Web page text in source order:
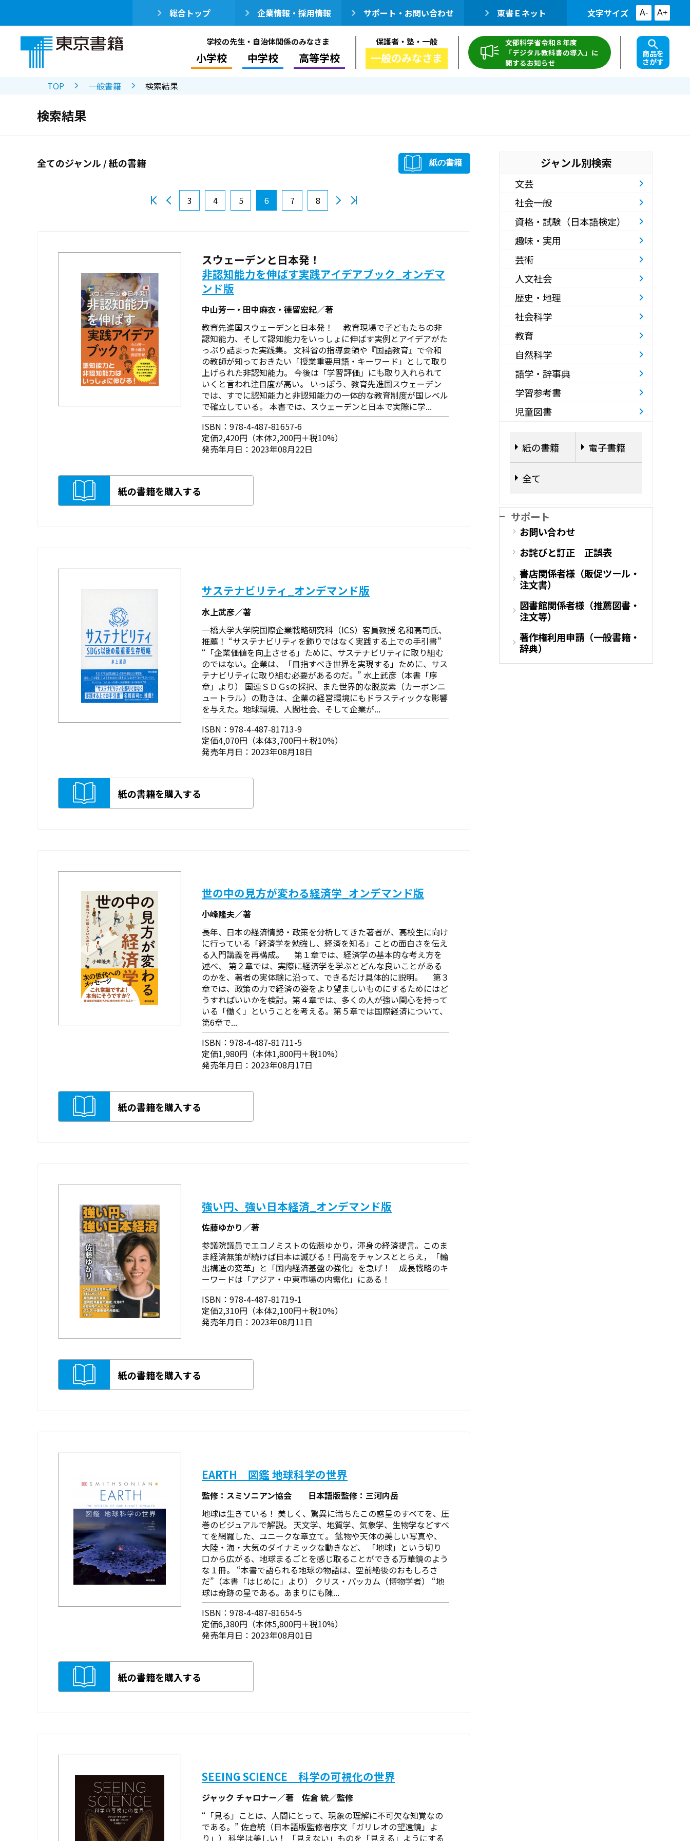
総合トップ 企業情報・採用情報 サポート・お問い合わせ 東書Ｅネット 文字サイズ A- A+
学校の先生・自治体関係のみなさま
小学校 中学校 高等学校
保護者・塾・一般
一般のみなさま
文部科学省令和８年度
「デジタル教科書の導入」に
関するお知らせ
商品を
さがす
TOP 一般書籍 検索結果
検索結果
全てのジャンル / 紙の書籍 紙の書籍
3 4 5 6 7 8
スウェーデンと日本発！
非認知能力を伸ばす実践アイデアブック_オンデマ
ンド版
中山芳一・田中麻衣・德留宏紀／著
教育先進国スウェーデンと日本発！ 教育現場で子どもたちの非
認知能力、そして認知能力をいっしょに伸ばす実例とアイデアがた
っぷり詰まった実践集。 文科省の指導要領や『国語教育』で令和
の教師が知っておきたい「授業重要用語・キーワード」として取り
上げられた非認知能力。 今後は「学習評価」にも取り入れられて
いくと言われ注目度が高い。 いっぽう、教育先進国スウェーデン
では、すでに認知能力と非認知能力の一体的な教育制度が国レベル
で確立している。 本書では、スウェーデンと日本で実際に学...
ISBN：978-4-487-81657-6
定価2,420円（本体2,200円＋税10%）
発売年月日：2023年08月22日
紙の書籍を購入する
サステナビリティ_オンデマンド版
水上武彦／著
一橋大学大学院国際企業戦略研究科（ICS）客員教授 名和高司氏、
推薦！ “サステナビリティを飾りではなく実践する上での手引書”
“「企業価値を向上させる」ために、サステナビリティに取り組む
のではない。企業は、「目指すべき世界を実現する」ために、サス
テナビリティに取り組む必要があるのだ。” ――水上武彦（本書「序
章」より） 国連ＳＤＧsの採択、また世界的な脱炭素（カーボンニ
ュートラル）の動きは、企業の経営環境にもドラスティックな影響
を与えた。地球環境、人間社会、そして企業が...
ISBN：978-4-487-81713-9
定価4,070円（本体3,700円＋税10%）
発売年月日：2023年08月18日
紙の書籍を購入する
世の中の見方が変わる経済学_オンデマンド版
小峰隆夫／著
長年、日本の経済情勢・政策を分析してきた著者が、高校生に向け
に行っている「経済学を勉強し、経済を知る」ことの面白さを伝え
る入門講義を再構成。 第１章では、経済学の基本的な考え方を
述べ、 第２章では、実際に経済学を学ぶとどんな良いことがある
のかを、著者の実体験に沿って、できるだけ具体的に説明。 第３
章では、政策の力で経済の姿をより望ましいものにするためにはど
うすればいいかを検討。第４章では、多くの人が強い関心を持って
いる「働く」ということを考える。第５章では国際経済について、
第6章で...
ISBN：978-4-487-81711-5
定価1,980円（本体1,800円＋税10%）
発売年月日：2023年08月17日
紙の書籍を購入する
強い円、強い日本経済_オンデマンド版
佐藤ゆかり／著
参議院議員でエコノミストの佐藤ゆかり，渾身の経済提言。このま
ま経済無策が続けば日本は滅びる！円高をチャンスととらえ，「輸
出構造の変革」と「国内経済基盤の強化」を急げ！ 成長戦略のキ
ーワードは「アジア・中東市場の内需化」にある！
ISBN：978-4-487-81719-1
定価2,310円（本体2,100円＋税10%）
発売年月日：2023年08月11日
紙の書籍を購入する
EARTH 図鑑 地球科学の世界
監修：スミソニアン協会 日本語版監修：三河内岳
地球は生きている！ 美しく、驚異に満ちたこの惑星のすべてを、圧
巻のビジュアルで解説。 天文学、地質学、気象学、生物学などすべ
てを網羅した、ユニークな章立て。 鉱物や天体の美しい写真や、
大陸・海・大気のダイナミックな動きなど、 「地球」という切り
口から広がる、地球まるごとを感じ取ることができる万華鏡のよう
な１冊。 “本書で語られる地球の物語は、空前絶後のおもしろさ
だ”（本書「はじめに」より） ――クリス・パッカム（博物学者） “地
球は奇跡の星である。あまりにも陳...
ISBN：978-4-487-81654-5
定価6,380円（本体5,800円＋税10%）
発売年月日：2023年08月01日
紙の書籍を購入する
SEEING SCIENCE 科学の可視化の世界
ジャック チャロナー／著 佐倉 統／監修
“「見る」ことは、人間にとって、現象の理解に不可欠な知覚なの
である。” ――佐倉統（日本語版監修者序文「ガリレオの望遠鏡」よ
り」） 科学は美しい！ 「見えない」ものを「見える」ようにする
ジャンル別検索
文芸
社会一般
資格・試験（日本語検定）
趣味・実用
芸術
人文社会
歴史・地理
社会科学
教育
自然科学
語学・辞事典
学習参考書
児童図書
紙の書籍 電子書籍
全て
サポート
お問い合わせ
お詫びと訂正 正誤表
書店関係者様（販促ツール・
注文書）
図書館関係者様（推薦図書・
注文等）
著作権利用申請（一般書籍・
辞典）